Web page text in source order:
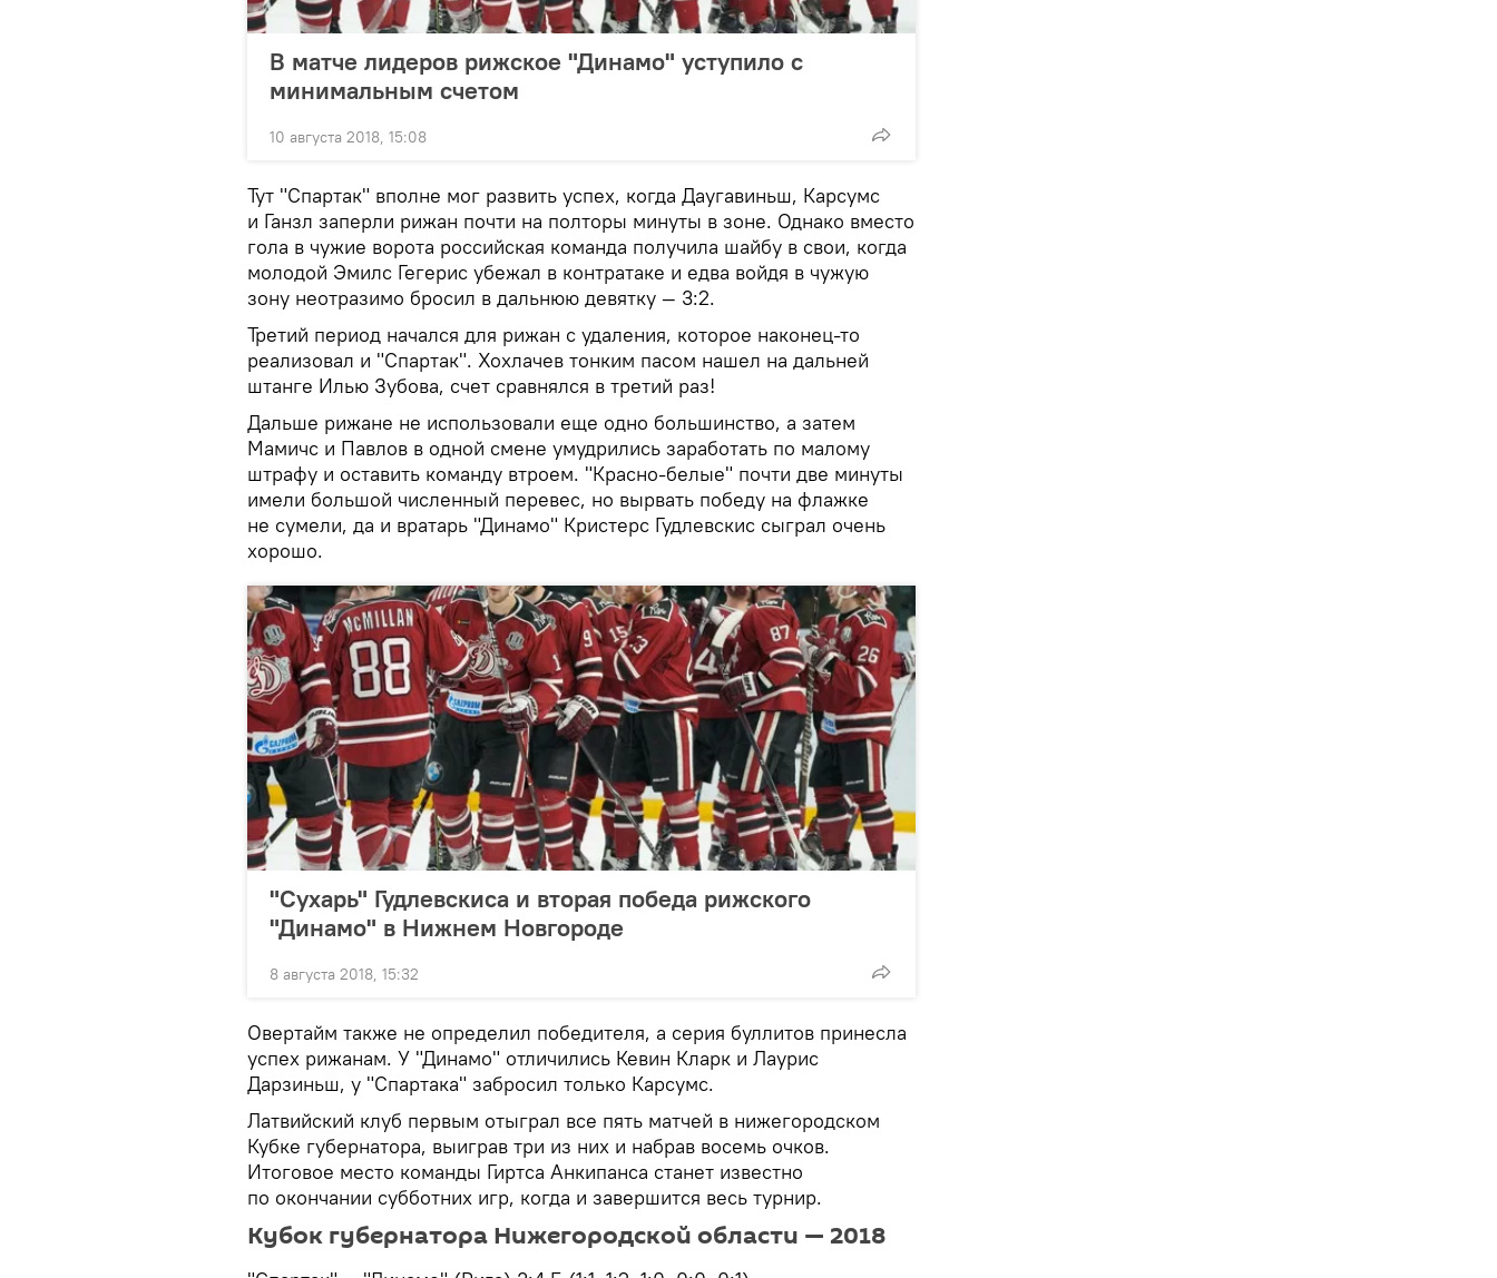
В матче лидеров рижское "Динамо" уступило с
минимальным счетом
10 августа 2018, 15:08
Тут "Спартак" вполне мог развить успех, когда Даугавиньш, Карсумс
и Ганзл заперли рижан почти на полторы минуты в зоне. Однако вместо
гола в чужие ворота российская команда получила шайбу в свои, когда
молодой Эмилс Гегерис убежал в контратаке и едва войдя в чужую
зону неотразимо бросил в дальнюю девятку — 3:2.
Третий период начался для рижан с удаления, которое наконец-то
реализовал и "Спартак". Хохлачев тонким пасом нашел на дальней
штанге Илью Зубова, счет сравнялся в третий раз!
Дальше рижане не использовали еще одно большинство, а затем
Мамичс и Павлов в одной смене умудрились заработать по малому
штрафу и оставить команду втроем. "Красно-белые" почти две минуты
имели большой численный перевес, но вырвать победу на флажке
не сумели, да и вратарь "Динамо" Кристерс Гудлевскис сыграл очень
хорошо.
"Сухарь" Гудлевскиса и вторая победа рижского
"Динамо" в Нижнем Новгороде
8 августа 2018, 15:32
Овертайм также не определил победителя, а серия буллитов принесла
успех рижанам. У "Динамо" отличились Кевин Кларк и Лаурис
Дарзиньш, у "Спартака" забросил только Карсумс.
Латвийский клуб первым отыграл все пять матчей в нижегородском
Кубке губернатора, выиграв три из них и набрав восемь очков.
Итоговое место команды Гиртса Анкипанса станет известно
по окончании субботних игр, когда и завершится весь турнир.
Кубок губернатора Нижегородской области — 2018